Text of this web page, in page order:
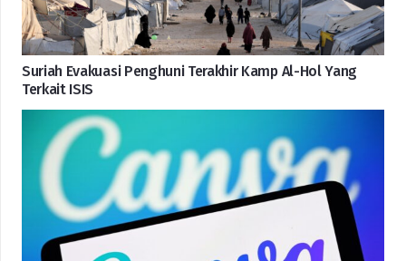
Suriah Evakuasi Penghuni Terakhir Kamp Al-Hol Yang
Terkait ISIS